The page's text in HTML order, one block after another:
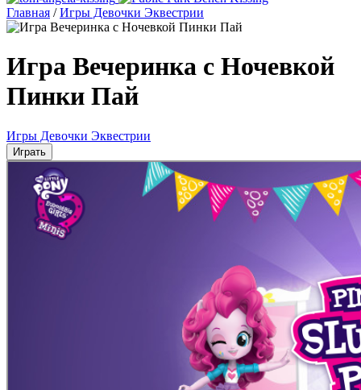
Главная / Игры Девочки Эквестрии
Игра Вечеринка с Ночевкой
Пинки Пай
Игры Девочки Эквестрии
Играть